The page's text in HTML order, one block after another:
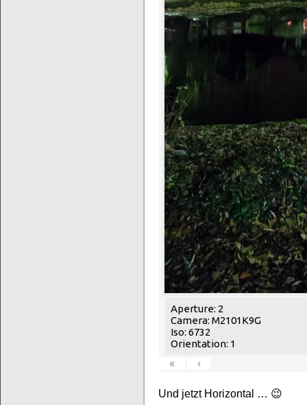
Aperture: 2
Camera: M2101K9G
Iso: 6732
Orientation: 1
«
‹
Und jetzt Horizontal … 😉